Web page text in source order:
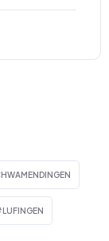
LUFINGEN